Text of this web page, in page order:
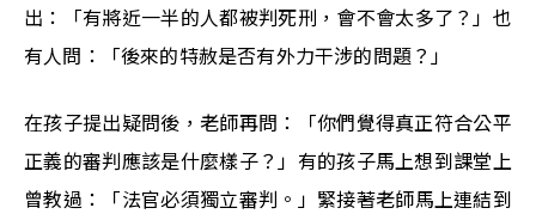
出：「有將近一半的人都被判死刑，會不會太多了？」也
有人問：「後來的特赦是否有外力干涉的問題？」
在孩子提出疑問後，老師再問：「你們覺得真正符合公平
正義的審判應該是什麼樣子？」有的孩子馬上想到課堂上
曾教過：「法官必須獨立審判。」緊接著老師馬上連結到